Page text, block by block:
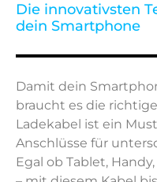
Die innovativsten
dein Smartphone
Damit dein
braucht es die
Ladekabel ist ein
Anschlüsse für
Egal ob Tablet,